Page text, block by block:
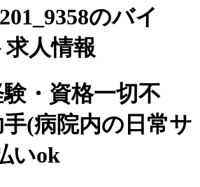
のバイ
求人情報
・資格一切不
(病院内の日常サ
いok